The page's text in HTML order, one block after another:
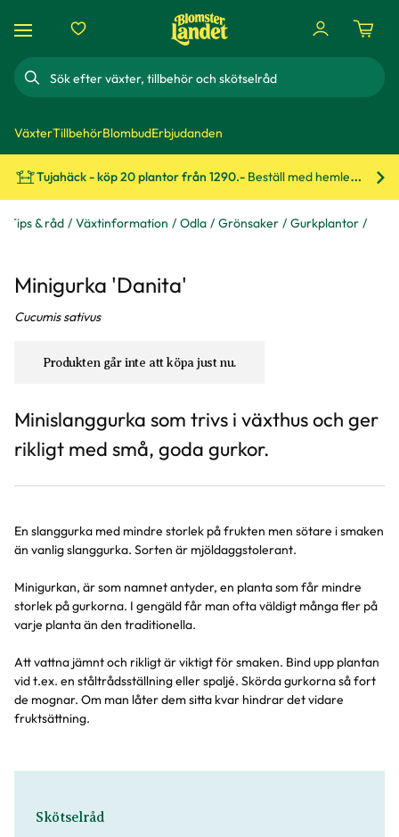
Sök
VäxterTillbehörBlombudErbjudanden
Tujahäck - köp 20 plantor från 1290.- Beställ med hemleverans!
Tips & råd Växtinformation Odla Grönsaker Gurkplantor
Minigurka 'Danita'
Cucumis sativus
Produkten går inte att köpa just nu.
Minislanggurka som trivs i växthus och ger
rikligt med små, goda gurkor.
En slanggurka med mindre storlek på frukten men sötare i smaken
än vanlig slanggurka. Sorten är mjöldaggstolerant.
Minigurkan, är som namnet antyder, en planta som får mindre
storlek på gurkorna. I gengäld får man ofta väldigt många fler på
varje planta än den traditionella.
Att vattna jämnt och rikligt är viktigt för smaken. Bind upp plantan
vid t.ex. en ståltrådsställning eller spaljé. Skörda gurkorna så fort
de mognar. Om man låter dem sitta kvar hindrar det vidare
fruktsättning.
Skötselråd